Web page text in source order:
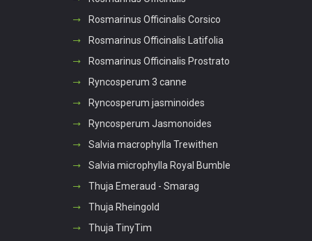
Rosmarinus Officinalis Corsico
Rosmarinus Officinalis Latifolia
Rosmarinus Officinalis Prostrato
Ryncosperum 3 canne
Ryncosperum jasminoides
Ryncosperum Jasmonoides
Salvia macrophylla Trewithen
Salvia microphylla Royal Bumble
Thuja Emeraud - Smarag
Thuja Rheingold
Thuja TinyTim